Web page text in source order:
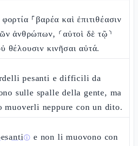
⸀βαρέα καὶ ἐπιτιθέασιν
ἀνθρώπων, ⸂αὐτοὶ δὲ τῷ⸃
θέλουσιν κινῆσαι αὐτά.
pesanti e difficili da
sulle spalle della gente, ma
muoverli neppure con un dito.
ⓘ e non li muovono con